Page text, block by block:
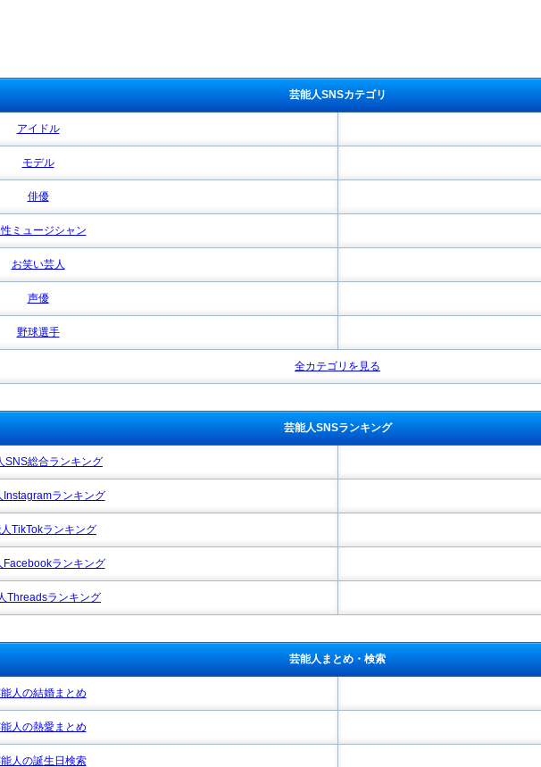
芸能人SNSカテゴリ
アイドル
モデル
俳優
ミュージシャン
お笑い芸人
声優
野球選手
全カテゴリを見る
芸能人SNSランキング
SNS総合ランキング
Instagramランキング
TikTokランキング
Facebookランキング
Threadsランキング
芸能人まとめ・検索
人の結婚まとめ
人の熱愛まとめ
人の誕生日検索